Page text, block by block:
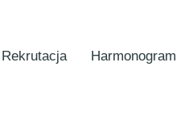
Rekrutacja Harmonogram